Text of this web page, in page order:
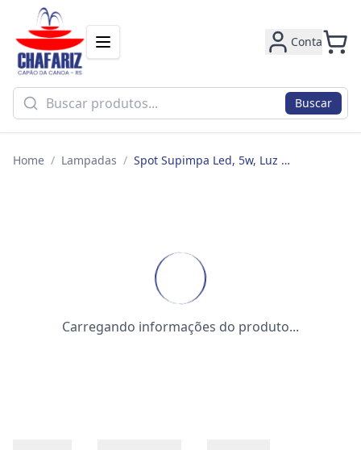
Conta
Buscar
Home / Lampadas / Spot Supimpa Led, 5w, Luz Branca 6500k, Quadrado, Bivolt, Avant
Carregando informações do produto...